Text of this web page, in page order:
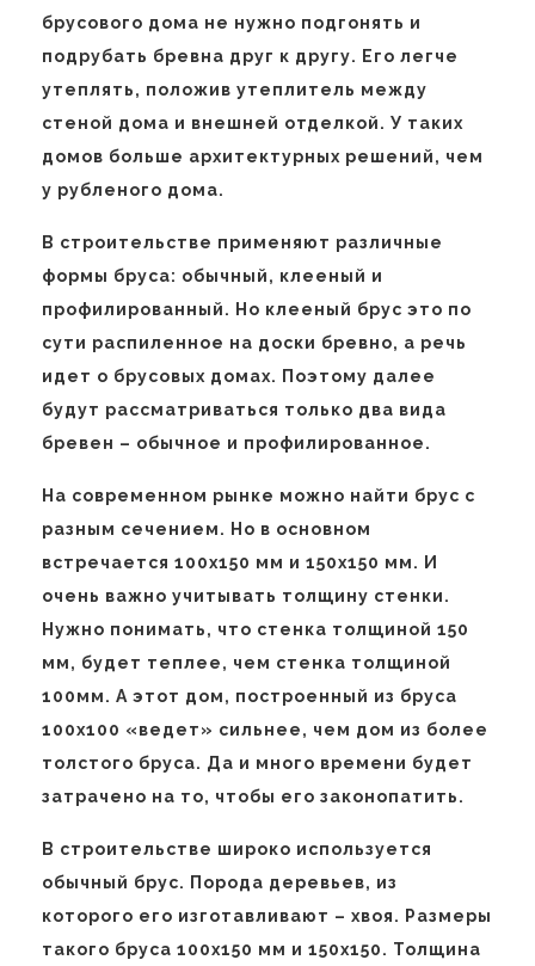
брусового дома не нужно подгонять и
подрубать бревна друг к другу. Его легче
утеплять, положив утеплитель между
стеной дома и внешней отделкой. У таких
домов больше архитектурных решений, чем
у рубленого дома.
В строительстве применяют различные
формы бруса: обычный, клееный и
профилированный. Но клееный брус это по
сути распиленное на доски бревно, а речь
идет о брусовых домах. Поэтому далее
будут рассматриваться только два вида
бревен – обычное и профилированное.
На современном рынке можно найти брус с
разным сечением. Но в основном
встречается 100х150 мм и 150х150 мм. И
очень важно учитывать толщину стенки.
Нужно понимать, что стенка толщиной 150
мм, будет теплее, чем стенка толщиной
100мм. А этот дом, построенный из бруса
100х100 «ведет» сильнее, чем дом из более
толстого бруса. Да и много времени будет
затрачено на то, чтобы его законопатить.
В строительстве широко используется
обычный брус. Порода деревьев, из
которого его изготавливают – хвоя. Размеры
такого бруса 100х150 мм и 150х150. Толщина